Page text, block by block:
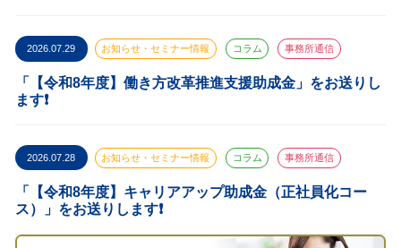
2026.07.29 お知らせ・セミナー情報 コラム 事務所通信
「【令和8年度】働き方改革推進支援助成金」をお送りし
ます❗️
2026.07.28 お知らせ・セミナー情報 コラム 事務所通信
「【令和8年度】キャリアアップ助成金（正社員化コー
ス）」をお送りします❗️